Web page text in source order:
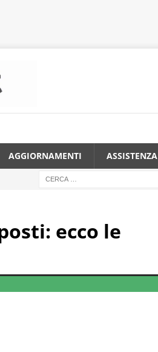
AGGIORNAMENTI ASSISTENZA
ecco le